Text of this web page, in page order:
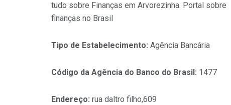
tudo sobre Finanças em Arvorezinha. Portal sobre
finanças no Brasil
Tipo de Estabelecimento: Agência Bancária
Código da Agência do Banco do Brasil: 1477
Endereço: rua daltro filho,609